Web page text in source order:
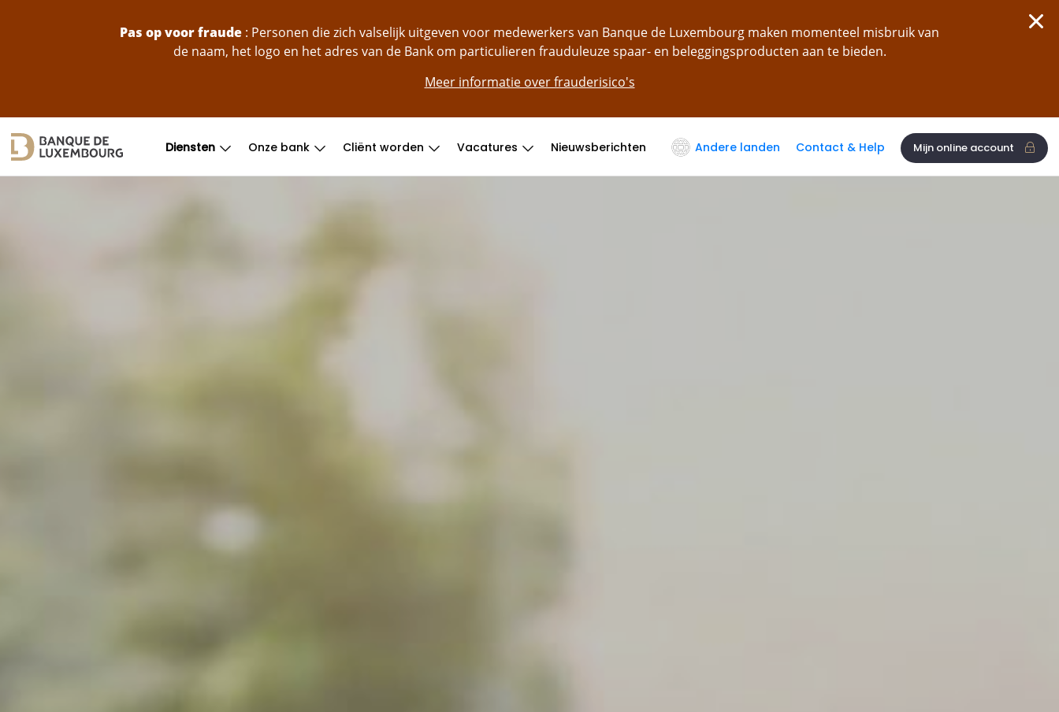
Pas op voor fraude : Personen die zich valselijk uitgeven voor medewerkers van Banque de Luxembourg maken momenteel misbruik van
de naam, het logo en het adres van de Bank om particulieren frauduleuze spaar- en beleggingsproducten aan te bieden.
Meer informatie over frauderisico's
Diensten Onze bank Cliënt worden Vacatures Nieuwsberichten Andere landen Contact & Help Mijn online account